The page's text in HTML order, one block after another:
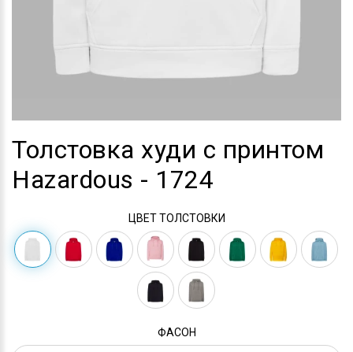
Толстовка худи с принтом
Hazardous - 1724
ЦВЕТ ТОЛСТОВКИ
ФАСОН